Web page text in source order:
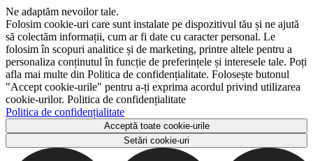
Ne adaptăm nevoilor tale.
Folosim cookie-uri care sunt instalate pe dispozitivul tău și ne ajută
să colectăm informații, cum ar fi date cu caracter personal. Le
folosim în scopuri analitice și de marketing, printre altele pentru a
personaliza conținutul în funcție de preferințele și interesele tale. Poți
afla mai multe din Politica de confidențialitate. Folosește butonul
"Accept cookie-urile" pentru a-ți exprima acordul privind utilizarea
cookie-urilor. Politica de confidențialitate
Politica de confidențialitate
Acceptă toate cookie-urile
Setări cookie-uri